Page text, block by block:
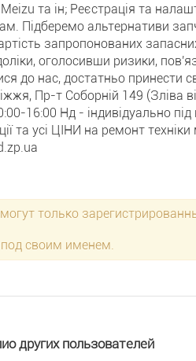
та ін; Реєстрація та
Підберемо альтернативи
запропонованих
оголосивши ризики,
до нас, достатньо принести
Пр-т Соборній 149 (Зліва
16:00 Нд - індивідуально під
та усі ЦІНИ на ремонт
только
под своим именем.
других пользователей